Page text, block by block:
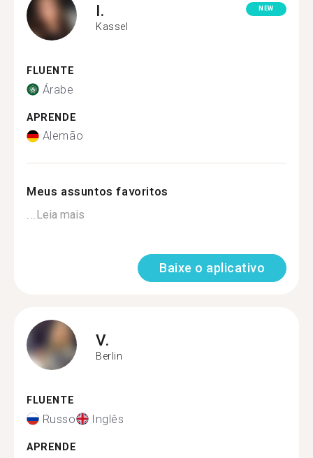
I.
Kassel
NEW
FLUENTE
Árabe
APRENDE
Alemão
Meus assuntos favoritos
...Leia mais
Baixe o aplicativo
V.
Berlin
FLUENTE
Russo Inglês
APRENDE